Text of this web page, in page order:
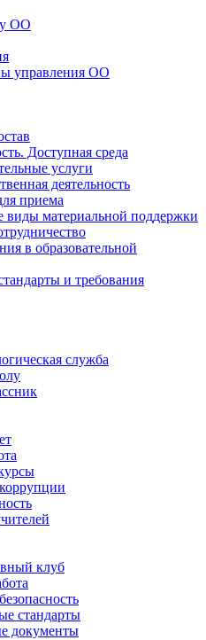
ОО
управления ОО
Доступная среда
услуги
деятельность
приема
материальной поддержки
в образовательной
и требования
служба
клуб
стандарты
документы